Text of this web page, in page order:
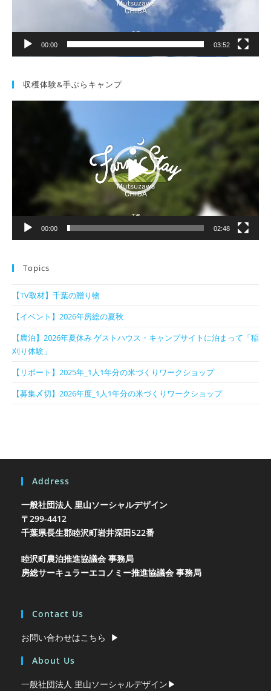
00:00 03:52
収穫体験&手ぶらキャンプ
00:00 02:48
Topics
【TV取材】千葉の贈り物
【イベント】2026年房総の夏秋
【農泊】2026年夏休み ゲストハウス・キャンプサイトに泊まって「稲
刈り体験」
【リポート】2025年_1人1年分の米づくりワークショップ
【募集〆切】2026年度_1人1年分の米づくりワークショップ
Address
一般社団法人 里山ソーシャルデザイン
〒299-4412
千葉県長生郡睦沢町岩井深田522番
睦沢町農泊推進協議会 事務局
房総サーキュラーエコノミー推進協議会 事務局
Contact Us
お問い合わせはこちら ▶︎
About Us
一般社団法人 里山ソーシャルデザイン▶︎